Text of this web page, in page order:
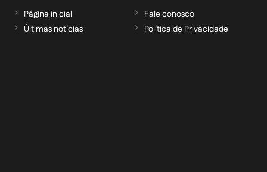
Página inicial
Últimas notícias
Fale conosco
Política de Privacidade